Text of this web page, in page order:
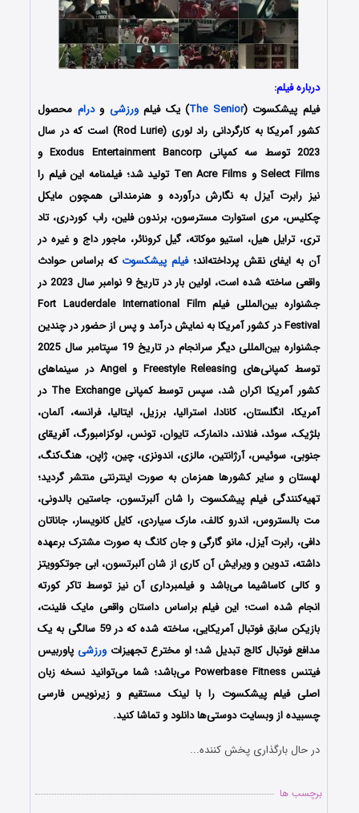
درباره فیلم:
فیلم پیشکسوت (The Senior) یک فیلمورزشی ودرام محصول
کشور آمریکا به کارگردانی راد لوری (Rod Lurie) است که در سال
2023 توسط سه کمپانی Exodus Entertainment Bancorp و
Select Films و Ten Acre Films تولید شد؛ فیلمنامه این فیلم را
نیز رابرت آیزل به نگارش درآورده و هنرمندانی همچون مایکل
چکلیس، مری استوارت مسترسون، برندون فلین، راب کوردری، تاد
تری، ترایل هیل، استیو موکاته، گیل کرونائر، ماجور داج و غیره در
آن به ایفای نقش پرداخته‌اند؛فیلم پیشکسوت که براساس حوادث
واقعی ساخته شده است، اولین بار در تاریخ 9 نوامبر سال 2023 در
جشنواره بین‌المللی فیلم Fort Lauderdale International Film
Festival در کشور آمریکا به نمایش درآمد و پس از حضور در چندین
جشنواره بین‎‌المللی دیگر سرانجام در تاریخ 19 سپتامبر سال 2025
توسط کمپانی‌های Freestyle Releasing و Angel در سینماهای
کشور آمریکا اکران شد، سپس توسط کمپانی The Exchange در
آمریکا، انگلستان، کانادا، استرالیا، برزیل، ایتالیا، فرانسه، آلمان،
بلژیک، سوئد، فنلاند، دانمارک، تایوان، تونس، لوکزامبورگ، آفریقای
جنوبی، سوئیس، آرژانتین، مالزی، اندونزی، چین، ژاپن، هنگ‌کنگ،
لهستان و سایر کشورها همزمان به صورت اینترنتی منتشر گردید؛
تهیه‌کنندگی فیلم پیشکسوت راشان آلبرتسون، جاستین بالدونی،
مت بالستروس، اندرو کالف، مارک سیاردی، کایل کانویسار، جاناتان
دافی، رابرت آیزل، مانو گارگی و جان کانگ به صورت مشترک برعهده
داشته، تدوین و ویرایش آن کاری از شان آلبرتسون، ابی جوتکوویتز
و کالی کاساشیما می‌باشد و فیلمبرداری آن نیز توسط تاکر کورته
انجام شده است؛ این فیلم براساس داستان واقعی مایک فلینت،
بازیکن سابق فوتبال آمریکایی، ساخته شده که در 59 سالگی به یک
مدافع فوتبالکالج تبدیل شد؛او مخترع تجهیزات ورزشیپاوربیس
فیتنس Powerbase Fitness می‌باشد؛
شما می‌توانید نسخه زبان
اصلی فیلم پیشکسوت را با ‌لینک مستقیم و زیرنویس فارسی
چسبیده از وبسایت دوستی‌ها دانلود و تماشا کنید.
در حال بارگذاری پخش کننده...
برچسب ها